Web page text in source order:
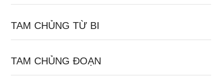
TAM CHỦNG TỪ BI
TAM CHỦNG ĐOẠN